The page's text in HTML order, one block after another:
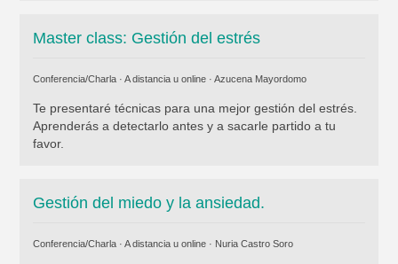
Master class: Gestión del estrés
Conferencia/Charla · A distancia u online · Azucena Mayordomo
Te presentaré técnicas para una mejor gestión del estrés.
Aprenderás a detectarlo antes y a sacarle partido a tu
favor.
Gestión del miedo y la ansiedad.
Conferencia/Charla · A distancia u online · Nuria Castro Soro